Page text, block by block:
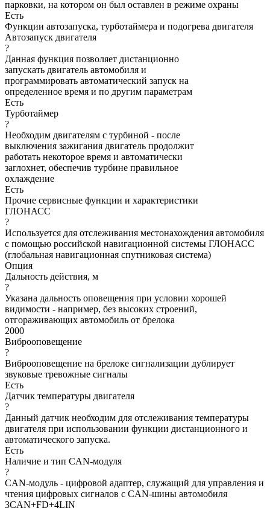
парковки, на котором он был оставлен в режиме охраны
Есть
Функции автозапуска, турботаймера и подогрева двигателя
Автозапуск двигателя
?
Данная функция позволяет дистанционно
запускать двигатель автомобиля и
программировать автоматический запуск на
определенное время и по другим параметрам
Есть
Турботаймер
?
Необходим двигателям с турбиной - после
выключения зажигания двигатель продолжит
работать некоторое время и автоматически
заглохнет, обеспечив турбине правильное
охлаждение
Есть
Прочие сервисные функции и характеристики
ГЛОНАСС
?
Используется для отслеживания местонахождения автомобиля
с помощью российской навигационной системы ГЛОНАСС
(глобальная навигационная спутниковая система)
Опция
Дальность действия, м
?
Указана дальность оповещения при условии хорошей
видимости - например, без высоких строений,
отгораживающих автомобиль от брелока
2000
Виброоповещение
?
Виброоповещение на брелоке сигнализации дублирует
звуковые тревожные сигналы
Есть
Датчик температуры двигателя
?
Данный датчик необходим для отслеживания температуры
двигателя при использовании функции дистанционного и
автоматического запуска.
Есть
Наличие и тип CAN-модуля
?
CAN-модуль - цифровой адаптер, служащий для управления и
чтения цифровых сигналов с CAN-шины автомобиля
3CAN+FD+4LIN